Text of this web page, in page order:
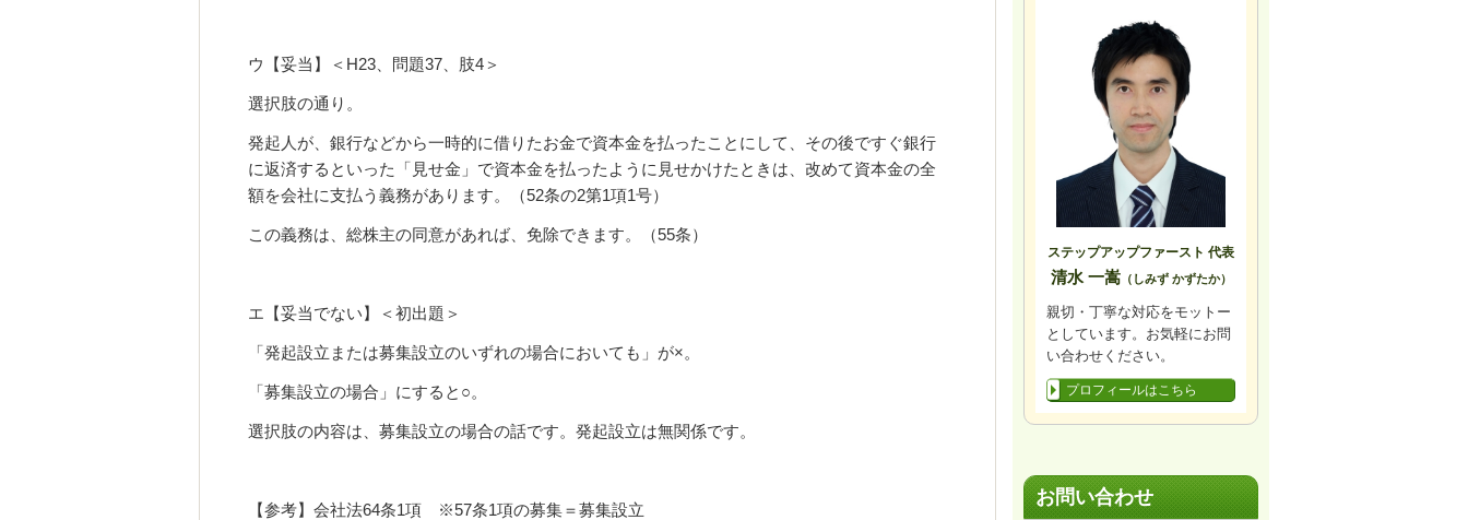
ウ【妥当】＜H23、問題37、肢4＞
選択肢の通り。
発起人が、銀行などから一時的に借りたお金で資本金を払ったことにして、その後ですぐ銀行
に返済するといった「見せ金」で資本金を払ったように見せかけたときは、改めて資本金の全
額を会社に支払う義務があります。（52条の2第1項1号）
この義務は、総株主の同意があれば、免除できます。（55条）
エ【妥当でない】＜初出題＞
「発起設立または募集設立のいずれの場合においても」が×。
「募集設立の場合」にすると○。
選択肢の内容は、募集設立の場合の話です。発起設立は無関係です。
【参考】会社法64条1項 ※57条1項の募集＝募集設立
ステップアップファースト 代表
清水 一嵩（しみず かずたか）
親切・丁寧な対応をモットー
としています。お気軽にお問
い合わせください。
プロフィールはこちら
お問い合わせ